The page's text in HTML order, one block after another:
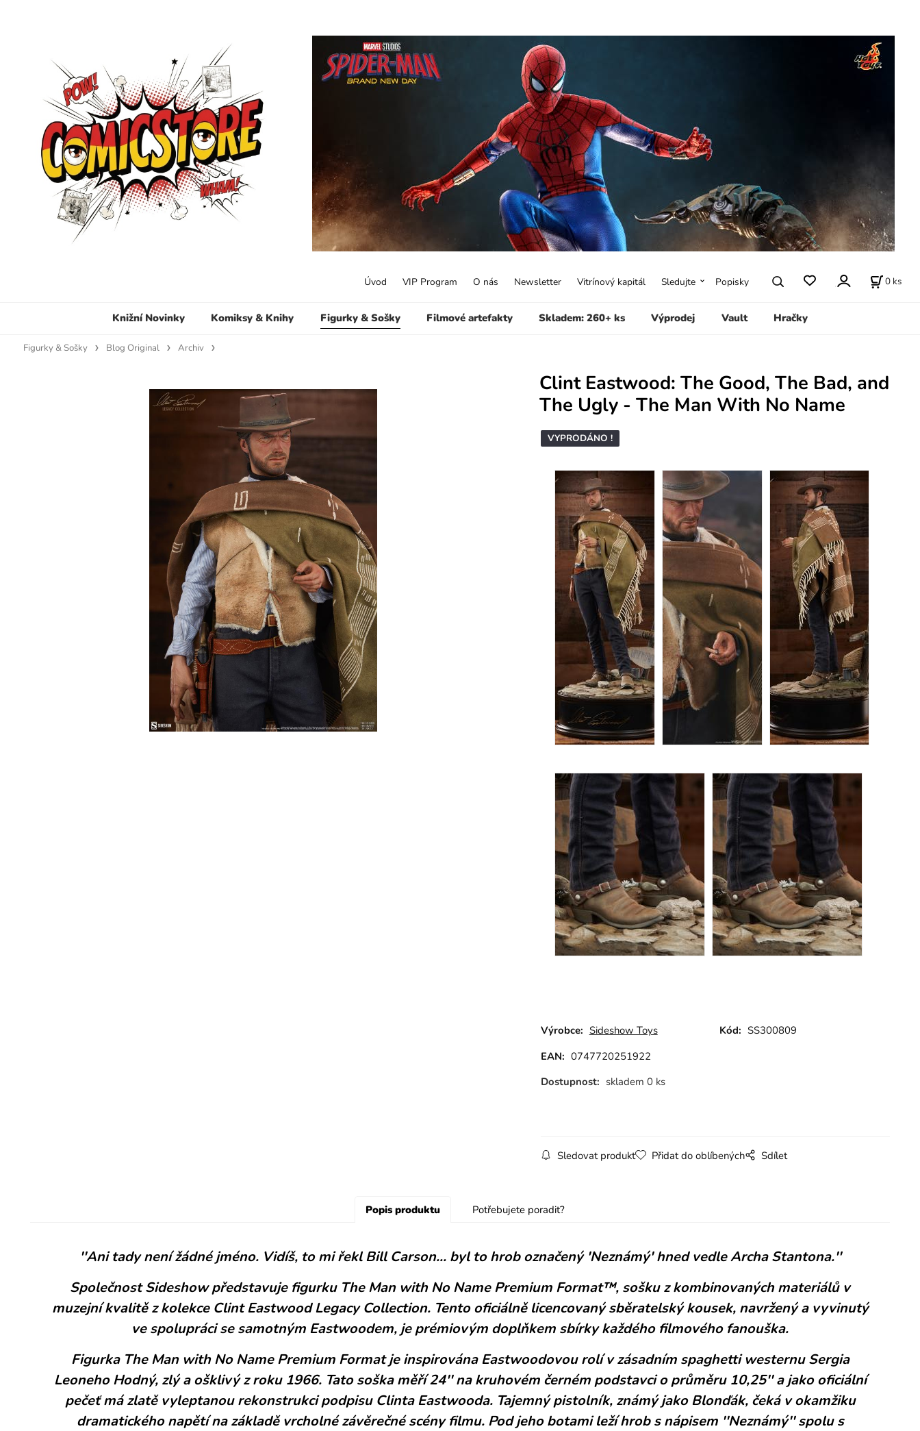
Knižní Novinky Komiksy & Knihy Figurky & Sošky Filmové artefakty Skladem: 260+ ks Výprodej Vault Hračky
Úvod VIP Program O nás Newsletter Vitrínový kapitál Sledujte Popisky 0 ks
Figurky & Sošky Blog Original Archiv
Clint Eastwood: The Good, The Bad, and
The Ugly - The Man With No Name
VYPRODÁNO !
Výrobce: Sideshow Toys Kód: SS300809
EAN: 0747720251922
Dostupnost: skladem 0 ks
Sledovat produkt Přidat do oblíbených Sdílet
Popis produktu Potřebujete poradit?
''Ani tady není žádné jméno. Vidíš, to mi řekl Bill Carson... byl to hrob označený 'Neznámý' hned vedle Archa Stantona.''
Společnost Sideshow představuje figurku The Man with No Name Premium Format™, sošku z kombinovaných materiálů v
muzejní kvalitě z kolekce Clint Eastwood Legacy Collection. Tento oficiálně licencovaný sběratelský kousek, navržený a vyvinutý
ve spolupráci se samotným Eastwoodem, je prémiovým doplňkem sbírky každého filmového fanouška.
Figurka The Man with No Name Premium Format je inspirována Eastwoodovou rolí v zásadním spaghetti westernu Sergia
Leoneho Hodný, zlý a ošklivý z roku 1966. Tato soška měří 24'' na kruhovém černém podstavci o průměru 10,25'' a jako oficiální
pečeť má zlatě vyleptanou rekonstrukci podpisu Clinta Eastwooda. Tajemný pistolník, známý jako Blonďák, čeká v okamžiku
dramatického napětí na základě vrcholné závěrečné scény filmu. Pod jeho botami leží hrob s nápisem ''Neznámý'' spolu s